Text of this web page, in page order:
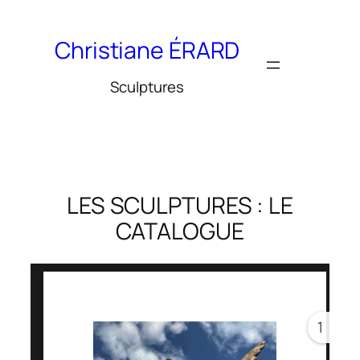
contenuChristiane ÉRARD
Sculptures
LES SCULPTURES : LE
CATALOGUE
1